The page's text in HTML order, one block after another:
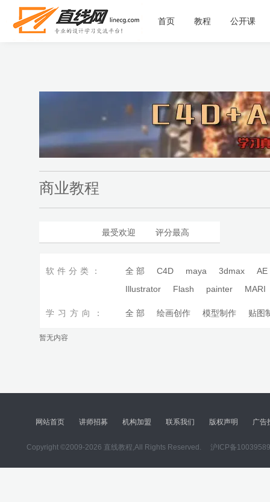
首页 教程 公开课
商业教程
最受欢迎 评分最高
软件分类： 全 部 C4D maya 3dmax
AE
Illustrator
Flash painter MARI
学习方向： 全 部 绘画创作 模型制作 贴图
暂无内容
网站首页 讲师招募 机构加盟 联系我们 版权声明 广告
Copyright ©2009-2026 直线教程,All Rights Reserved. 沪ICP备